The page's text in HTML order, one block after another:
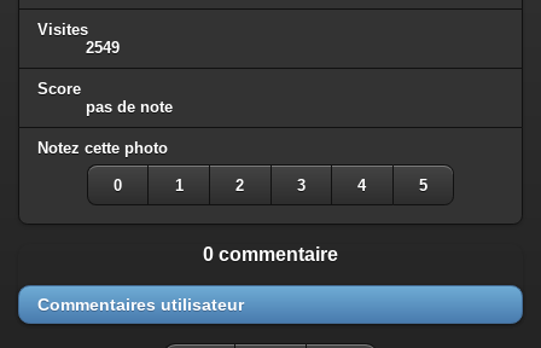
Visites
2549
Score
pas de note
Notez cette photo
0 1 2 3 4 5
0 commentaire
Commentaires utilisateur